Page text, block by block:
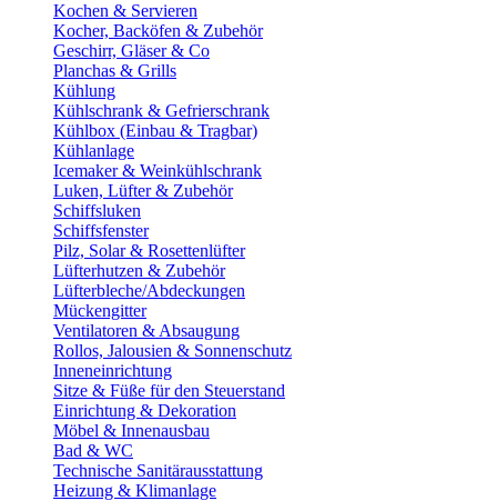
Kochen & Servieren
Kocher, Backöfen & Zubehör
Geschirr, Gläser & Co
Planchas & Grills
Kühlung
Kühlschrank & Gefrierschrank
Kühlbox (Einbau & Tragbar)
Kühlanlage
Icemaker & Weinkühlschrank
Luken, Lüfter & Zubehör
Schiffsluken
Schiffsfenster
Pilz, Solar & Rosettenlüfter
Lüfterhutzen & Zubehör
Lüfterbleche/Abdeckungen
Mückengitter
Ventilatoren & Absaugung
Rollos, Jalousien & Sonnenschutz
Inneneinrichtung
Sitze & Füße für den Steuerstand
Einrichtung & Dekoration
Möbel & Innenausbau
Bad & WC
Technische Sanitärausstattung
Heizung & Klimanlage